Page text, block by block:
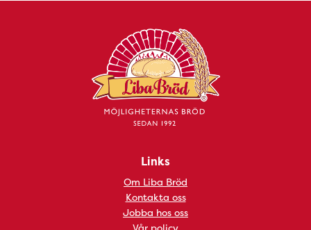
Links
Om Liba Bröd
Kontakta oss
Jobba hos oss